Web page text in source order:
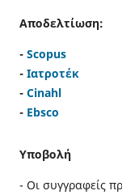
Αποδελτίωση:
- Scopus
- Ιατροτέκ
- Cinahl
- Ebsco
Υποβολή
- Οι συγγραφείς